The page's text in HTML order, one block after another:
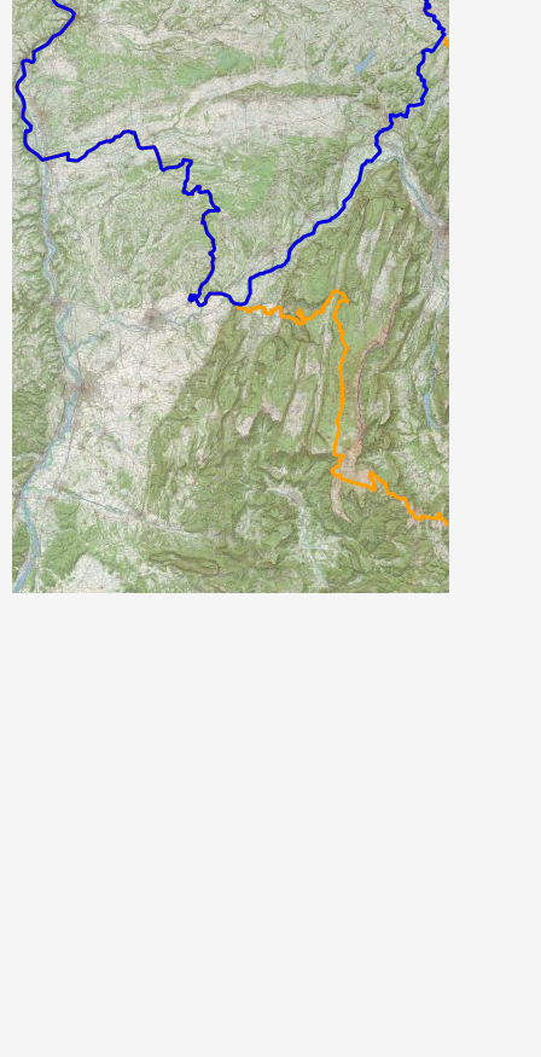
Photos aériennes France
Photos aériennes ESRI
Carte OpenTopoMap